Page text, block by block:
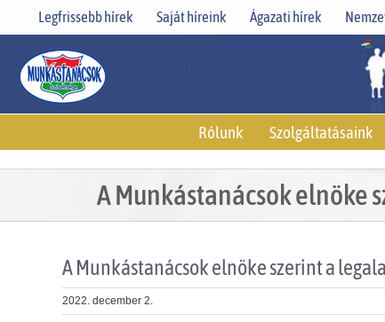
Legfrissebb hírek Saját híreink Ágazati hírek
Rólunk Szolgáltatásaink
A Munkástanácsok elnöke
A Munkástanácsok elnöke szerint a
2022. december 2.